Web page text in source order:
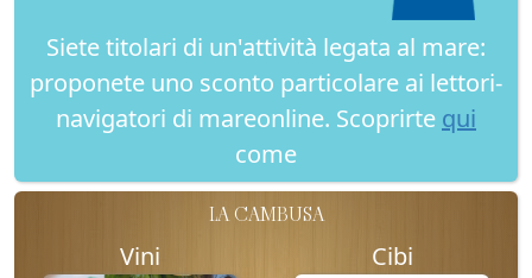
Siete titolari di un'attività legata al mare:
proponete uno sconto particolare ai lettori-
navigatori di mareonline. Scoprirte qui
come
LA CAMBUSA
Vini Cibi